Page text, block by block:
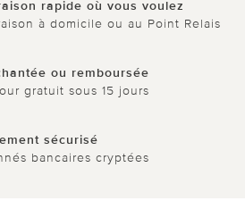
rapide où vous voulez
à domicile ou au Point Relais
ou remboursée
gratuit sous 15 jours
sécurisé
bancaires cryptées